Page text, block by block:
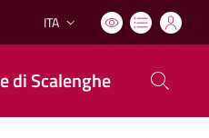
Lingua attiva:
ITA
di Scalenghe